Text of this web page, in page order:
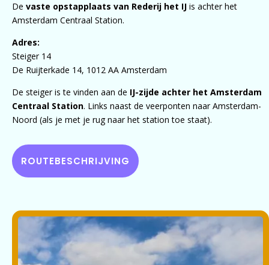
De vaste opstapplaats van Rederij het IJ is achter het
Amsterdam Centraal Station.
Adres:
Steiger 14
De Ruijterkade 14, 1012 AA Amsterdam
De steiger is te vinden aan de IJ-zijde achter het Amsterdam
Centraal Station. Links naast de veerponten naar Amsterdam-
Noord (als je met je rug naar het station toe staat).
ROUTEBESCHRIJVING